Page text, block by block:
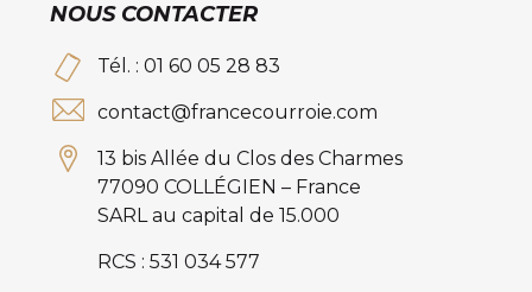
NOUS CONTACTER
Tél. : 01 60 05 28 83
contact@francecourroie.com
13 bis Allée du Clos des Charmes
77090 COLLÉGIEN – France
SARL au capital de 15.000
RCS : 531 034 577